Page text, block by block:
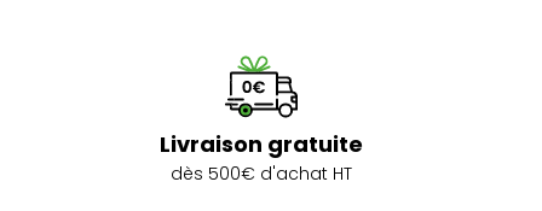
Des batteries de marque et de qualité
supérieure pour votre Station Totale chez
Lepont ÉquipementsLivraison gratuite
dès 500€ d'achat HT